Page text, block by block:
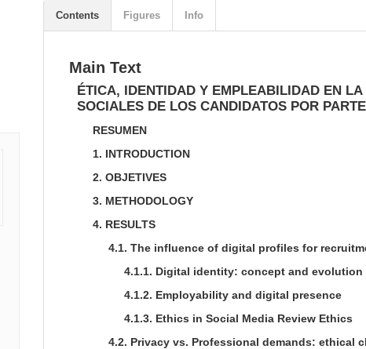
Main Text
ÉTICA, IDENTIDAD Y EMPLEABILIDAD EN
SOCIALES DE LOS CANDIDATOS POR
RESUMEN
1. INTRODUCTION
2. OBJETIVES
3. METHODOLOGY
4. RESULTS
4.1. The influence of digital profiles for
4.1.1. Digital identity: concept and evolution
4.1.2. Employability and digital presence
4.1.3. Ethics in Social Media Review Ethics
4.2. Privacy vs. Professional demands: ethical
Contents Figures Info